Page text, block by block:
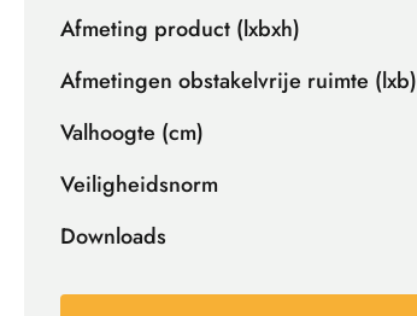
Afmeting product (lxbxh)
Afmetingen obstakelvrije ruimte (lxb)
Valhoogte (cm)
Veiligheidsnorm
Downloads